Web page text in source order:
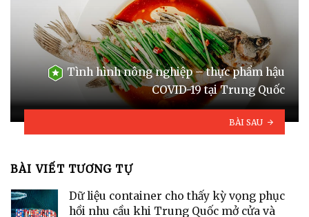
Tình hình nông nghiệp – thực phẩm hậu
COVID-19 tại Trung Quốc
BÀI SAU
BÀI VIẾT TƯƠNG TỰ
Dữ liệu container cho thấy kỳ vọng phục
hồi nhu cầu khi Trung Quốc mở cửa và